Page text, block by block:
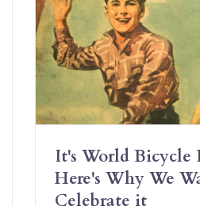
It's World Bicycle
Here's Why We
Celebrate it